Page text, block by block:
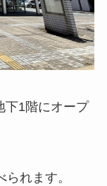
下1階にオープ
れます。